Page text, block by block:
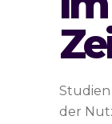
Studien
der